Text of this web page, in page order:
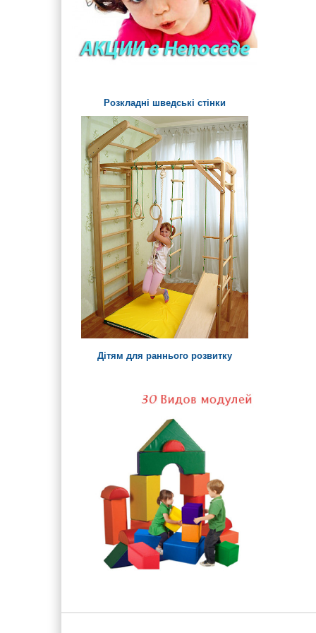
Дитячі лави і столики
вуличні
Паровозики та Машинки на
Розкладні шведські стінки
Дітям для раннього розвитку